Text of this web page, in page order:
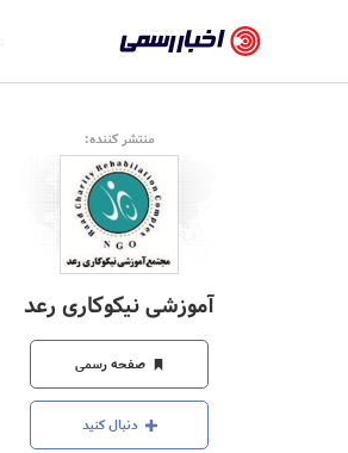
رسمی
-
اخبار
تایید
شده
شرکت‌ها،
سازمان‌ها
و
روابط
منتشر کننده:
آموزشی نیکوکاری رعد
صفحه رسمی
دنبال کنید